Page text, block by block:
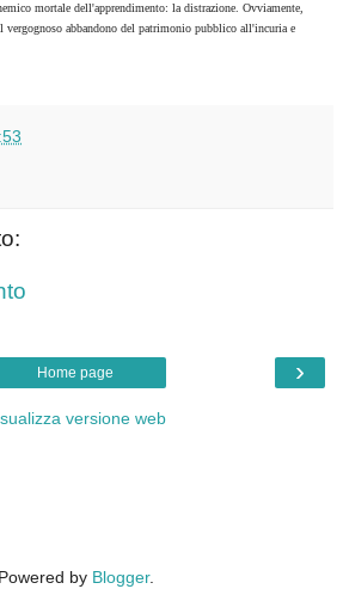
mortale dell'apprendimento: la distrazione. Ovviamente,
abbandono del patrimonio pubblico all'incuria e
›
Home page
versione web
Powered by Blogger.